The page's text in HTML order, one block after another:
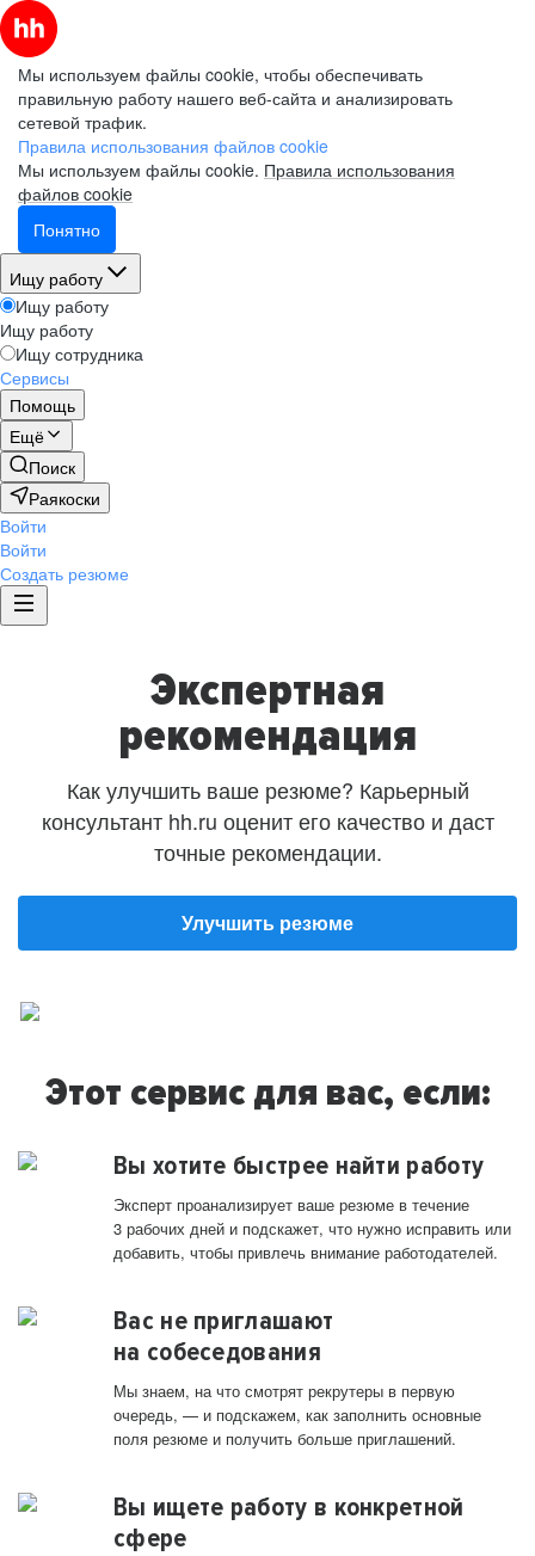
Мы используем файлы cookie, чтобы обеспечивать
правильную работу нашего веб-сайта и анализировать
сетевой трафик.
Правила использования файлов cookie
Мы используем файлы cookie. Правила использования
файлов cookie
Понятно
Ищу работу
Ищу работу
Ищу работу
Ищу сотрудника
Сервисы
Помощь
Ещё
Поиск
Раякоски
Войти
Войти
Создать резюме
Экспертная
рекомендация
Как улучшить ваше резюме? Карьерный
консультант hh.ru оценит его качество и даст
точные рекомендации.
Улучшить резюме
Этот сервис для вас, если:
Вы хотите быстрее найти работу
Эксперт проанализирует ваше резюме в течение
3 рабочих дней и подскажет, что нужно исправить или
добавить, чтобы привлечь внимание работодателей.
Вас не приглашают
на собеседования
Мы знаем, на что смотрят рекрутеры в первую
очередь, — и подскажем, как заполнить основные
поля резюме и получить больше приглашений.
Вы ищете работу в конкретной
сфере